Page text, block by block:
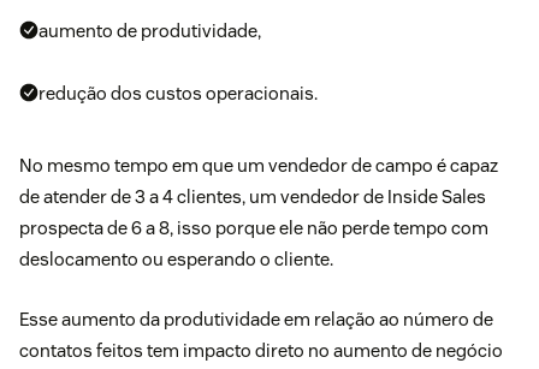
aumento de produtividade,
redução dos custos operacionais.
No mesmo tempo em que um vendedor de campo é capaz
de atender de 3 a 4 clientes, um vendedor de Inside Sales
prospecta de 6 a 8, isso porque ele não perde tempo com
deslocamento ou esperando o cliente.
Esse aumento da produtividade em relação ao número de
contatos feitos tem impacto direto no aumento de negócio